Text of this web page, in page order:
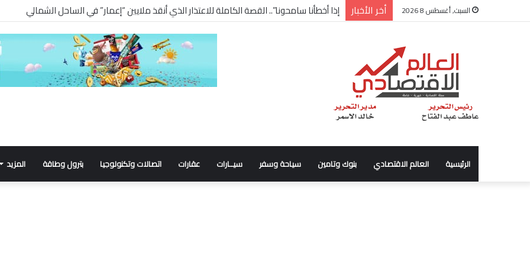
السبت, أغسطس 8 2026 أخر الأخبار إذا أخطأنا سامحونا”.. القصة الكاملة للاعتذار الذي أنقذ ملايين “إعمار” في الساحل الشمالي
الرئيسية العالم الاقتصادي بنوك وتامين سياحة وسفر سيــارات عقارات اتصالات وتكنولوجيا بترول وطاقة المزيد